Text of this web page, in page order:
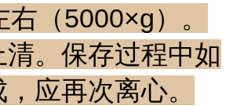
（5000×g）。
。保存过程中如
应再次离心。